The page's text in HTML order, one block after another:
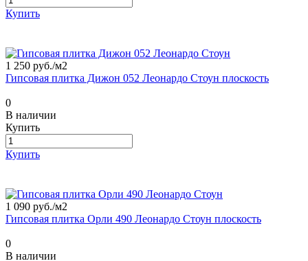
Купить
1 250 руб./м2
Гипсовая плитка Дижон 052 Леонардо Стоун плоскость
0
В наличии
Купить
Купить
1 090 руб./м2
Гипсовая плитка Орли 490 Леонардо Стоун плоскость
0
В наличии